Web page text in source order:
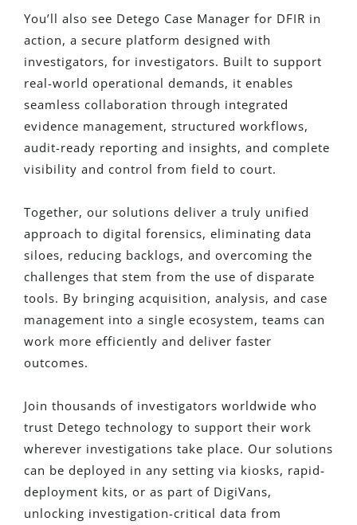
You’ll also see Detego Case Manager for DFIR in
action, a secure platform designed with
investigators, for investigators. Built to support
real-world operational demands, it enables
seamless collaboration through integrated
evidence management, structured workflows,
audit-ready reporting and insights, and complete
visibility and control from field to court.
Together, our solutions deliver a truly unified
approach to digital forensics, eliminating data
siloes, reducing backlogs, and overcoming the
challenges that stem from the use of disparate
tools. By bringing acquisition, analysis, and case
management into a single ecosystem, teams can
work more efficiently and deliver faster
outcomes.
Join thousands of investigators worldwide who
trust Detego technology to support their work
wherever investigations take place. Our solutions
can be deployed in any setting via kiosks, rapid-
deployment kits, or as part of DigiVans,
unlocking investigation-critical data from